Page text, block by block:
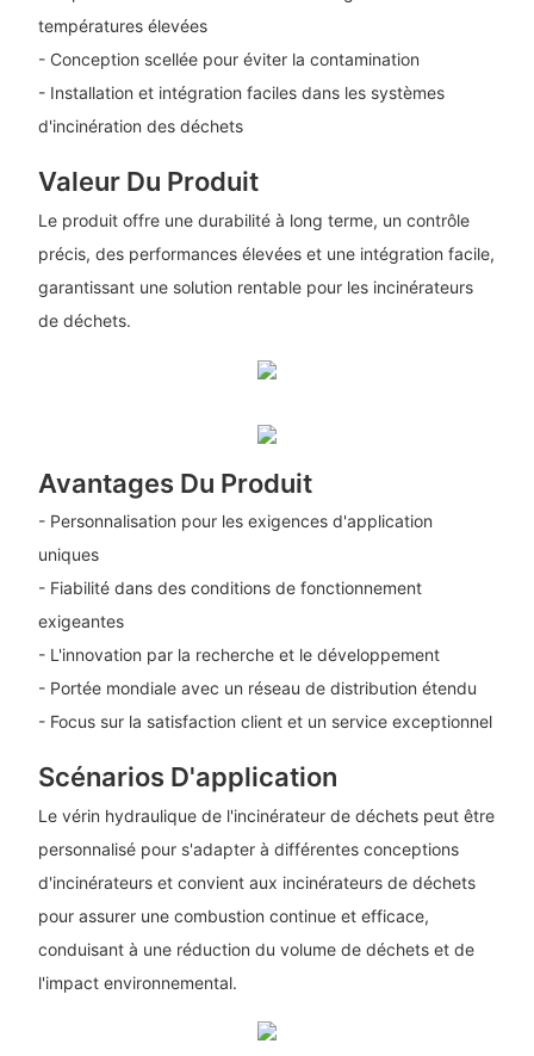
températures élevées
- Conception scellée pour éviter la contamination
- Installation et intégration faciles dans les systèmes
d'incinération des déchets
Valeur Du Produit
Le produit offre une durabilité à long terme, un contrôle
précis, des performances élevées et une intégration facile,
garantissant une solution rentable pour les incinérateurs
de déchets.
Avantages Du Produit
- Personnalisation pour les exigences d'application
uniques
- Fiabilité dans des conditions de fonctionnement
exigeantes
- L'innovation par la recherche et le développement
- Portée mondiale avec un réseau de distribution étendu
- Focus sur la satisfaction client et un service exceptionnel
Scénarios D'application
Le vérin hydraulique de l'incinérateur de déchets peut être
personnalisé pour s'adapter à différentes conceptions
d'incinérateurs et convient aux incinérateurs de déchets
pour assurer une combustion continue et efficace,
conduisant à une réduction du volume de déchets et de
l'impact environnemental.